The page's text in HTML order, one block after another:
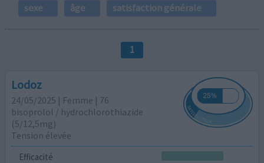
sexe
âge satisfaction générale
1
Lodoz
24/05/2025 | Femme | 76
bisoprolol / hydrochlorothiazide
(5/12,5mg)
Tension élevée
Efficacité